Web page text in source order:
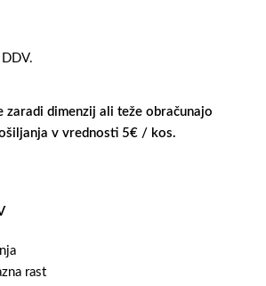
zaradi dimenzij ali teže obračunajo
v vrednosti 5€ / kos.
rast